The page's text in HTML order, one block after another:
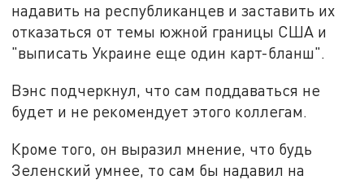
надавить на республиканцев и заставить их
отказаться от темы южной границы США и
"выписать Украине еще один карт-бланш".
Вэнс подчеркнул, что сам поддаваться не
будет и не рекомендует этого коллегам.
Кроме того, он выразил мнение, что будь
Зеленский умнее, то сам бы надавил на